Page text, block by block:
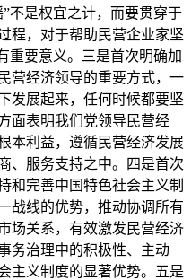
不是权宜之计，而要贯穿于
程，对于帮助民营企业家坚
重要意义。三是首次明确加
营经济领导的重要方式，一
发展起来，任何时候都要坚
面表明我们党领导民营经
本利益，遵循民营经济发展
、服务支持之中。四是首次
和完善中国特色社会主义制
战线的优势，推动协调所有
场关系，有效激发民营经济
务治理中的积极性、主动
主义制度的显著优势。五是